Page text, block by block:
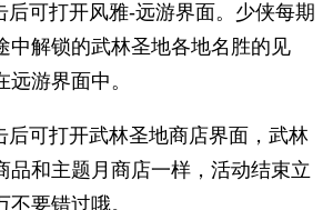
后可打开风雅-远游界面。少侠每期
中解锁的武林圣地各地名胜的见
游界面中。
后可打开武林圣地商店界面，武林
品和主题月商店一样，活动结束立
要错过哦。